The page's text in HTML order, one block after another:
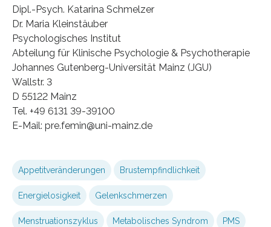
Dipl.-Psych. Katarina Schmelzer
Dr. Maria Kleinstäuber
Psychologisches Institut
Abteilung für Klinische Psychologie & Psychotherapie
Johannes Gutenberg-Universität Mainz (JGU)
Wallstr. 3
D 55122 Mainz
Tel. +49 6131 39-39100
E-Mail: pre.femin@uni-mainz.de
Appetitveränderungen Brustempfindlichkeit
Energielosigkeit Gelenkschmerzen
Menstruationszyklus Metabolisches Syndrom PMS